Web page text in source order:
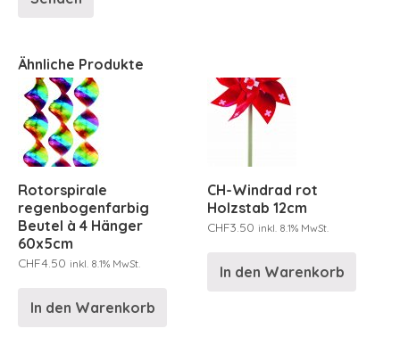
Ähnliche Produkte
Rotorspirale
regenbogenfarbig
Beutel à 4 Hänger
60x5cm
CHF4.50 inkl. 8.1% MwSt.
In den Warenkorb
CH-Windrad rot
Holzstab 12cm
CHF3.50 inkl. 8.1% MwSt.
In den Warenkorb